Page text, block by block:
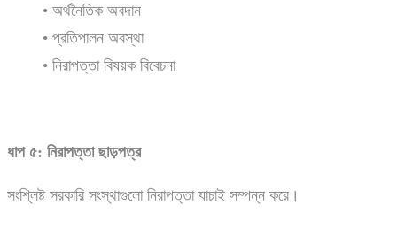
• অর্থনৈতিক অবদান
• প্রতিপালন অবস্থা
• নিরাপত্তা বিষয়ক বিবেচনা
ধাপ ৫: নিরাপত্তাছাড়পত্র
সংশ্লিষ্ট সরকারি সংস্থাগুলো নিরাপত্তা যাচাই সম্পন্ন করে।